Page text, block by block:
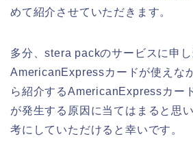
めて紹介させていただきます。
多分、stera packのサービスに申
AmericanExpressカードが使えな
ら紹介するAmericanExpressカー
が発生する原因に当てはまると思
考にしていただけると幸いです。